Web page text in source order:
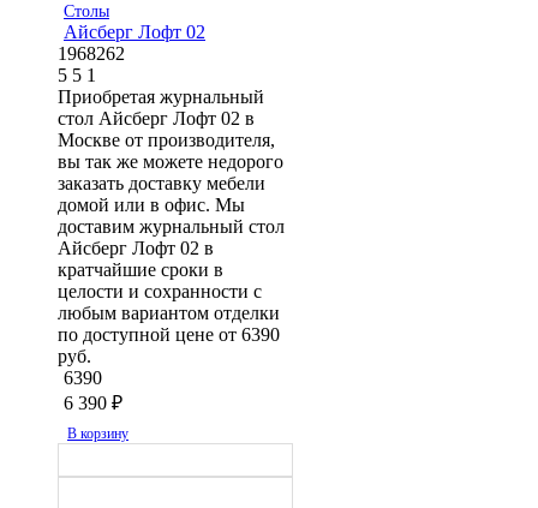
Столы
Айсберг Лофт 02
1968262
5 5 1
Приобретая журнальный
стол Айсберг Лофт 02 в
Москве от производителя,
вы так же можете недорого
заказать доставку мебели
домой или в офис. Мы
доставим журнальный стол
Айсберг Лофт 02 в
кратчайшие сроки в
целости и сохранности с
любым вариантом отделки
по доступной цене от 6390
руб.
6390
6 390 ₽
В корзину